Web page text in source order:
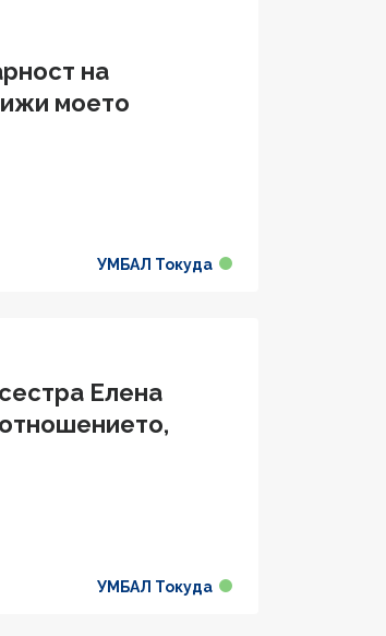
на
моето
УМБАЛ Токуда
Елена
УМБАЛ Токуда